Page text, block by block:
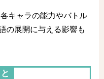
キャラの能力やバトル
の展開に与える影響も